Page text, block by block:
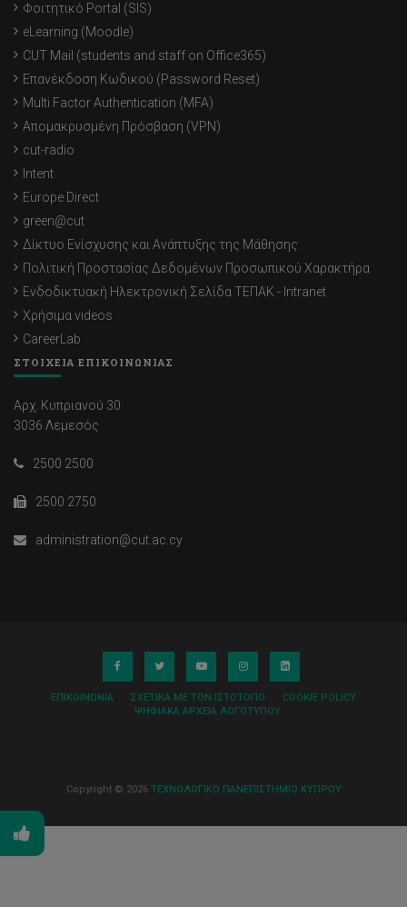
Φοιτητικό Portal (SIS)
eLearning (Moodle)
CUT Mail (students and staff on Office365)
Επανέκδοση Κωδικού (Password Reset)
Multi Factor Authentication (MFA)
Απομακρυσμένη Πρόσβαση (VPN)
cut-radio
Intent
Europe Direct
green@cut
Δίκτυο Ενίσχυσης και Ανάπτυξης της Μάθησης
Πολιτική Προστασίας Δεδομένων Προσωπικού Χαρακτήρα
Ενδοδικτυακή Ηλεκτρονική Σελίδα ΤΕΠΑΚ - Intranet
Χρήσιμα videos
CareerLab
ΣΤΟΙΧΕΙΑ ΕΠΙΚΟΙΝΩΝΙΑΣ
Αρχ. Κυπριανού 30
3036 Λεμεσός
2500 2500
2500 2750
administration@cut.ac.cy
ΕΠΙΚΟΙΝΩΝΊΑ ΣΧΕΤΙΚΆ ΜΕ ΤΟΝ ΙΣΤΌΤΟΠΟ
COOKIE POLICY
ΨΗΦΙΑΚΆ ΑΡΧΕΊΑ ΛΟΓΌΤΥΠΟΥ
Copyright © 2026 ΤΕΧΝΟΛΟΓΙΚΟ ΠΑΝΕΠΙΣΤΗΜΙΟ ΚΥΠΡΟΥ